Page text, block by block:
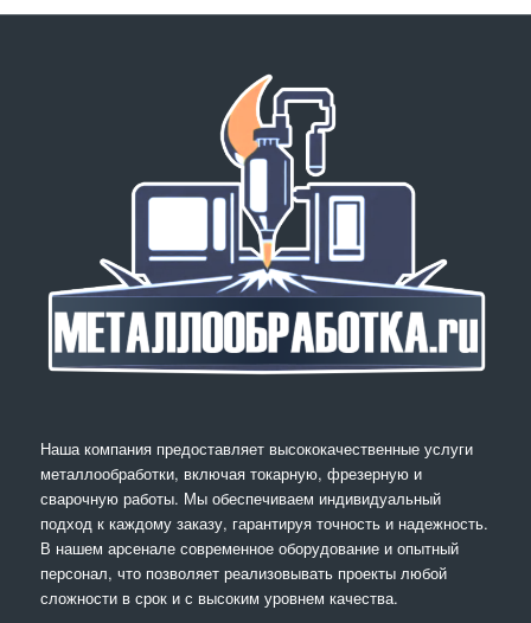
Наша компания предоставляет высококачественные услуги
металлообработки, включая токарную, фрезерную и
сварочную работы. Мы обеспечиваем индивидуальный
подход к каждому заказу, гарантируя точность и надежность.
В нашем арсенале современное оборудование и опытный
персонал, что позволяет реализовывать проекты любой
сложности в срок и с высоким уровнем качества.